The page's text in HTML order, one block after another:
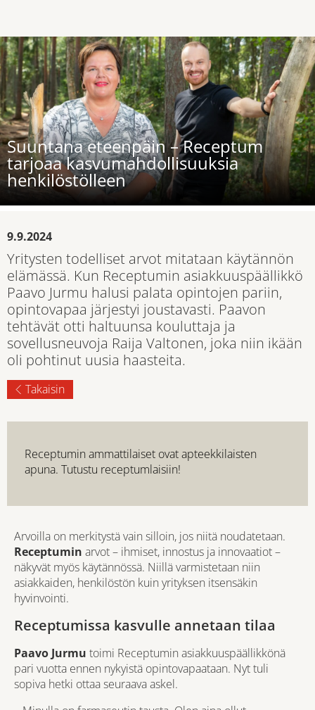
Suuntana eteenpäin – Receptum
tarjoaa kasvumahdollisuuksia
henkilöstölleen
9.9.2024
Yritysten todelliset arvot mitataan käytännön
elämässä. Kun Receptumin asiakkuuspäällikkö
Paavo Jurmu halusi palata opintojen pariin,
opintovapaa järjestyi joustavasti. Paavon
tehtävät otti haltuunsa kouluttaja ja
sovellusneuvoja Raija Valtonen, joka niin ikään
oli pohtinut uusia haasteita.
Takaisin
Receptumin ammattilaiset ovat apteekkilaisten
apuna. Tutustu receptumlaisiin!
Arvoilla on merkitystä vain silloin, jos niitä noudatetaan.
Receptumin arvot – ihmiset, innostus ja innovaatiot –
näkyvät myös käytännössä. Niillä varmistetaan niin
asiakkaiden, henkilöstön kuin yrityksen itsensäkin
hyvinvointi.
Receptumissa kasvulle annetaan tilaa
Paavo Jurmu toimi Receptumin asiakkuuspäällikkönä
pari vuotta ennen nykyistä opintovapaataan. Nyt tuli
sopiva hetki ottaa seuraava askel.